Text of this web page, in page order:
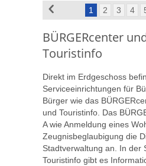
1 2 3 4
BÜRGERcenter
Touristinfo
Direkt im Erdgeschoss
Serviceeinrichtungen für
Bürger wie das
und Touristinfo. Das
A wie Anmeldung eines
Zeugnisbeglaubigung die
Stadtverwaltung an. In der
Touristinfo gibt es